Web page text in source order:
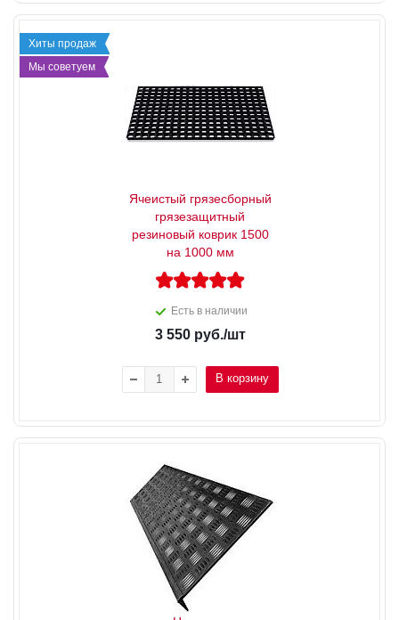
Хиты продаж
Мы советуем
Ячеистый грязесборный
грязезащитный
резиновый коврик 1500
на 1000 мм
Есть в наличии
3 550руб./шт
В корзину